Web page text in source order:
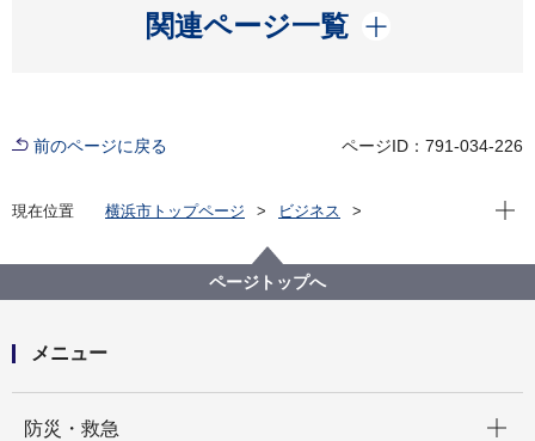
関連ページ一覧
開く
前のページに戻る ページID：791-034-226
現在位置 横浜市トップページ
ビジネス
環境・省エネに関する取組・補助制度等
横浜市建築物環境配慮制度（CASBEE横浜）
横浜市建築物環境配慮評価認証制度について
現在
ページトップへ
メニュー
防災・救急